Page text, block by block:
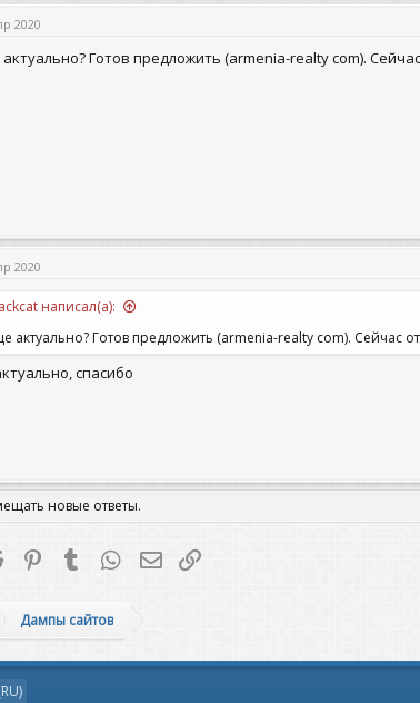
2020
Готов предложить (armenia-realty com).
2020
написал(а):
актуально? Готов предложить (armenia-realty com). Сейчас
спасибо
новые ответы.
Reddit PinterestTumblr WhatsAppЭлектронная почта
Дампы сайтов